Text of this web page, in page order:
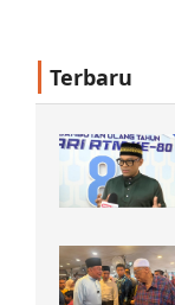
Terbaru